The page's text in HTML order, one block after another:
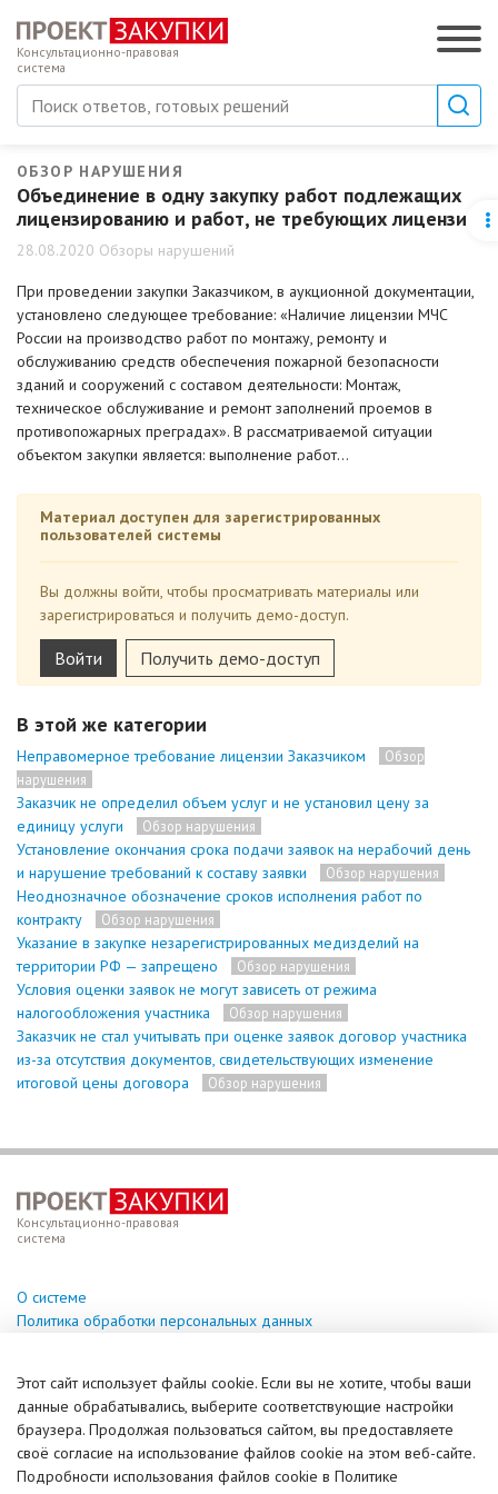
Консультационно-правовая
система
ОБЗОР НАРУШЕНИЯ
Объединение в одну закупку работ подлежащих
лицензированию и работ, не требующих лицензии
28.08.2020 Обзоры нарушений
При проведении закупки Заказчиком, в аукционной документации,
установлено следующее требование: «Наличие лицензии МЧС
России на производство работ по монтажу, ремонту и
обслуживанию средств обеспечения пожарной безопасности
зданий и сооружений с составом деятельности: Монтаж,
техническое обслуживание и ремонт заполнений проемов в
противопожарных преградах». В рассматриваемой ситуации
объектом закупки является: выполнение работ…
Материал доступен для зарегистрированных
пользователей системы
Вы должны войти, чтобы просматривать материалы или
зарегистрироваться и получить демо-доступ.
Войти Получить демо-доступ
В этой же категории
Неправомерное требование лицензии Заказчиком
Обзор
нарушения
Заказчик не определил объем услуг и не установил цену за
единицу услуги
Обзор нарушения
Установление окончания срока подачи заявок на нерабочий день
и нарушение требований к составу заявки
Обзор нарушения
Неоднозначное обозначение сроков исполнения работ по
контракту
Обзор нарушения
Указание в закупке незарегистрированных медизделий на
территории РФ — запрещено
Обзор нарушения
Условия оценки заявок не могут зависеть от режима
налогообложения участника
Обзор нарушения
Заказчик не стал учитывать при оценке заявок договор участника
из-за отсутствия документов, свидетельствующих изменение
итоговой цены договора
Обзор нарушения
Консультационно-правовая
система
О системе
Политика обработки персональных данных
help@vzakupki.su
Справочная информация
© ИПКУ, 2017-2026. Все права защищены
Этот сайт использует файлы cookie. Если вы не хотите, чтобы ваши
данные обрабатывались, выберите соответствующие настройки
браузера. Продолжая пользоваться сайтом, вы предоставляете
своё согласие на использование файлов cookie на этом веб-сайте.
Подробности использования файлов cookie в Политике